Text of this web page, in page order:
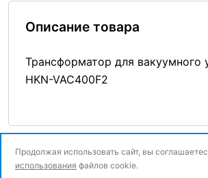
Описание товара
Трансформатор для вакуумного
HKN-VAC400F2
Продолжая использовать сайт, вы
использования файлов cookie.